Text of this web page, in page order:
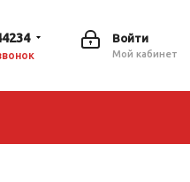
Войти
Мой кабинет